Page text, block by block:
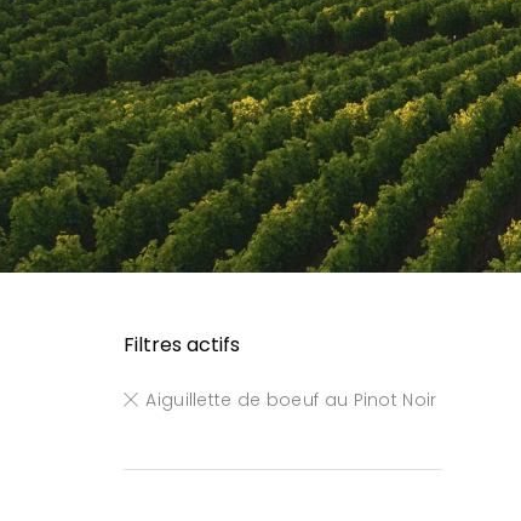
Filtres actifs
Aiguillette de boeuf au Pinot Noir